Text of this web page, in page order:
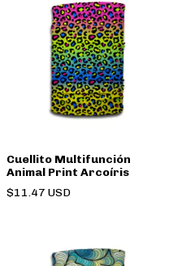
Cuellito Multifunción
Animal Print Arcoíris
$11.47 USD